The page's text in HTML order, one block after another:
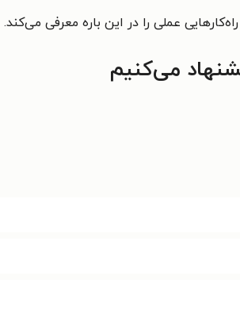
عملی را در این باره معرفی می‌کند.
می‌کنیم